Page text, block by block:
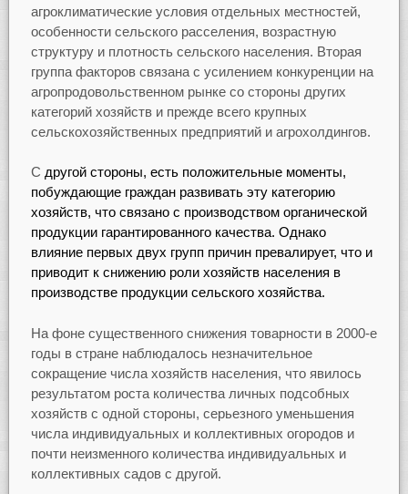
агроклиматические условия отдельных местностей,
особенности сельского расселения, возрастную
структуру и плотность сельского населения. Вторая
группа факторов связана с усилением конкуренции на
агропродовольственном рынке со стороны других
категорий хозяйств и прежде всего крупных
сельскохозяйственных предприятий и агрохолдингов.
С другой стороны, есть положительные моменты,
побуждающие граждан развивать эту категорию
хозяйств, что связано с производством органической
продукции гарантированного качества. Однако
влияние первых двух групп причин превалирует, что и
приводит к снижению роли хозяйств населения в
производстве продукции сельского хозяйства.
На фоне существенного снижения товарности в 2000-е
годы в стране наблюдалось незначительное
сокращение числа хозяйств населения, что явилось
результатом роста количества личных подсобных
хозяйств с одной стороны, серьезного уменьшения
числа индивидуальных и коллективных огородов и
почти неизменного количества индивидуальных и
коллективных садов с другой.